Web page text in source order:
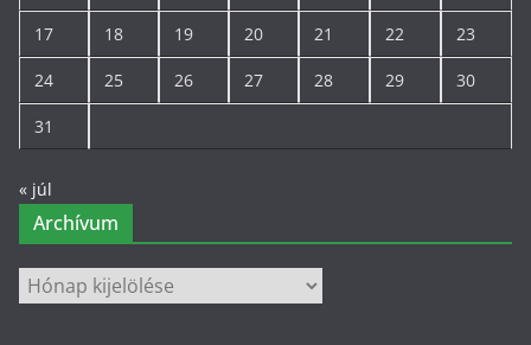
17 18 19 20 21 22 23
24 25 26 27 28 29 30
31
« júl
Archívum
Archívum